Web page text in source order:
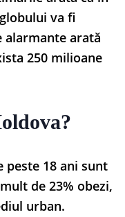
va fi
arată
250 milioane
peste 18 ani sunt
de 23% obezi,
urban.